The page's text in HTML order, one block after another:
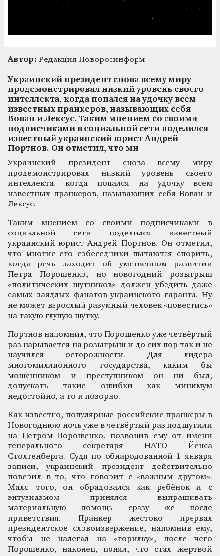
Автор: Редакция Новоросинформ
Украинский президент снова всему миру
продемонстрировал низкий уровень своего
интеллекта, когда попался на удочку всем
известных пранкеров, называющих себя
Вован и Лексус. Таким мнением со своими
подписчиками в социальной сети поделился
известный украинский юрист Андрей
Портнов. Он отметил, что мн
Украинский президент снова всему миру
продемонстрировал низкий уровень своего
интеллекта, когда попался на удочку всем
известных пранкеров, называющих себя Вован и
Лексус.
Таким мнением со своими подписчиками в
социальной сети поделился известный
украинский юрист Андрей Портнов. Он отметил,
что многие его собеседники пытаются спорить,
когда речь заходит об умственном развитии
Петра Порошенко, но новогодний розыгрыш
«политических шутников» должен убедить даже
самых заядлых фанатов украинского гаранта. Ну
не может взрослый разумный человек «повестись»
на такую глупую шутку.
Портнов напомнил, что Порошенко уже четвёртый
раз нарывается на розыгрыш и до сих пор так и не
научился осторожности. Для лидера
многомиллионного государства, каким бы
мошенником и преступником он ни был,
допускать такие ошибки как минимум
недостойно, а то и позорно.
Как известно, популярные российские пранкеры в
Новогоднюю ночь уже в четвёртый раз подшутили
на Петром Порошенко, позвонив ему от имени
генерального секретаря НАТО Йенса
Столтенберга. Судя по обнародованной 1 января
записи, украинский президент действительно
поверил в то, что говорит с «важным другом».
Мало того, он обрадовался как ребёнок и с
энтузиазмом принялся выпрашивать
материальную помощь сразу же после
приветствия. Пранкер жестоко прервал
президентское словоизвержение, напомнив ему,
чтобы не налегал на «горилку», после чего
Порошенко, наконец, понял, что стал жертвой